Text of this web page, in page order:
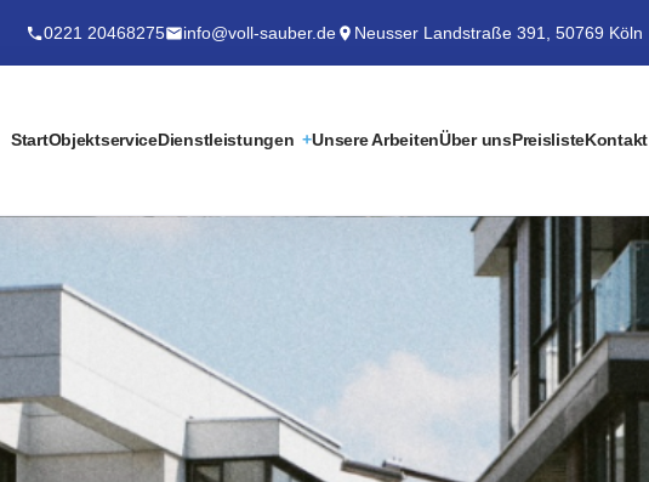
0221 20468275 info@voll-sauber.de Neusser Landstraße 391, 50769 Köln
StartObjektserviceDienstleistungen Unsere ArbeitenÜber unsPreislisteKontakt